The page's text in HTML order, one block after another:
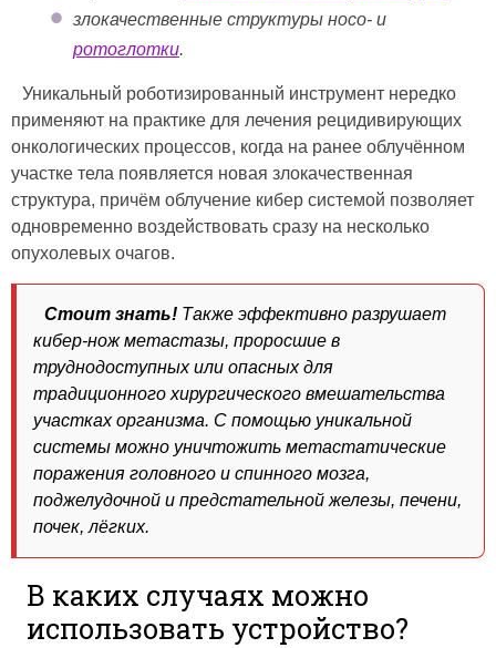
злокачественные структуры носо- и
ротоглотки.
Уникальный роботизированный инструмент нередко
применяют на практике для лечения рецидивирующих
онкологических процессов, когда на ранее облучённом
участке тела появляется новая злокачественная
структура, причём облучение кибер системой позволяет
одновременно воздействовать сразу на несколько
опухолевых очагов.
Стоит знать! Также эффективно разрушает
кибер-нож метастазы, проросшие в
труднодоступных или опасных для
традиционного хирургического вмешательства
участках организма. С помощью уникальной
системы можно уничтожить метастатические
поражения головного и спинного мозга,
поджелудочной и предстательной железы, печени,
почек, лёгких.
В каких случаях можно
использовать устройство?